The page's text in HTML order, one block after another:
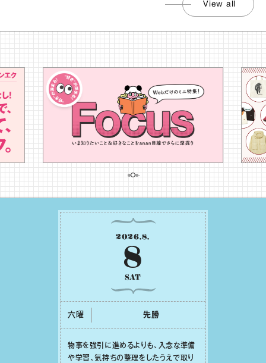
View all
2026.8.
8
SAT
六曜 先勝
物事を強引に進めるよりも、⼊念な準備
や学習、気持ちの整理をしたうえで取り